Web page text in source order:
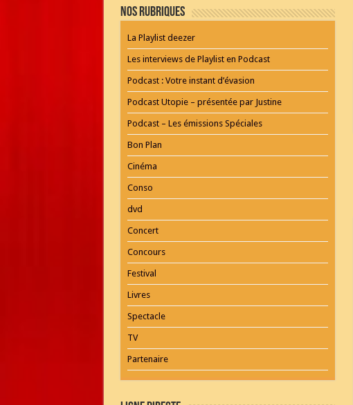
MAINZ
Playlist
Nos Rubriques
La Playlist deezer
Les interviews de Playlist en Podcast
Podcast : Votre instant d’évasion
Podcast Utopie – présentée par Justine
Podcast – Les émissions Spéciales
Bon Plan
Cinéma
Conso
dvd
Concert
Concours
Festival
Livres
Spectacle
TV
Partenaire